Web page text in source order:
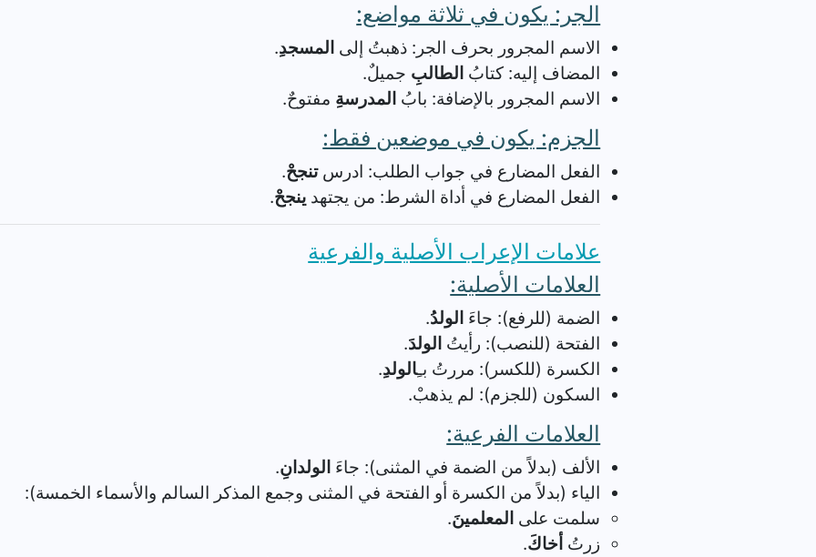
الجر: يكون في ثلاثة مواضع:
الاسم المجرور بحرف الجر: ذهبتُ إلى المسجدِ.
المضاف إليه: كتابُ الطالبِ جميلٌ.
الاسم المجرور بالإضافة: بابُ المدرسةِ مفتوحٌ.
الجزم: يكون في موضعين فقط:
الفعل المضارع في جواب الطلب: ادرستنجحْ.
الفعل المضارع في أداة الشرط: من يجتهد ينجحْ.
علامات الإعراب الأصلية والفرعية
العلامات الأصلية:
الضمة (للرفع): جاءَ الولدُ.
الفتحة (للنصب): رأيتُ الولدَ.
الكسرة (للكسر): مررتُ بـِالولدِ.
السكون (للجزم): لم يذهبْ.
العلامات الفرعية:
الألف (بدلاً من الضمة في المثنى): جاءَ الولدانِ.
الياء (بدلاً من الكسرة أو الفتحة في المثنى وجمع المذكر السالم والأسماء الخمسة):
سلمت على المعلمينَ.
زرتُ أخاكَ.